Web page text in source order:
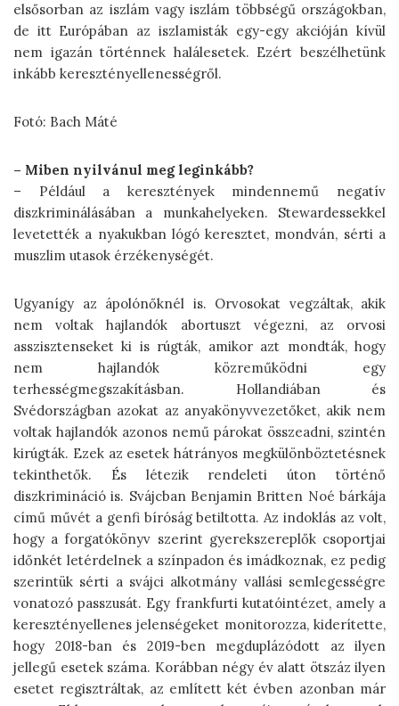
elsősorban az iszlám vagy iszlám többségű országokban,
de itt Európában az iszlamisták egy-egy akcióján kívül
nem igazán történnek halálesetek. Ezért beszélhetünk
inkább keresztényellenességről.
Fotó: Bach Máté
– Miben nyilvánul meg leginkább?
– Például a keresztények mindennemű negatív
diszkriminálásában a munkahelyeken. Stewardessekkel
levetették a nyakukban lógó keresztet, mondván, sérti a
muszlim utasok érzékenységét.
Ugyanígy az ápolónőknél is. Orvosokat vegzáltak, akik
nem voltak hajlandók abortuszt végezni, az orvosi
asszisztenseket ki is rúgták, amikor azt mondták, hogy
nem hajlandók közreműködni egy
terhességmegszakításban. Hollandiában és
Svédországban azokat az anyakönyvvezetőket, akik nem
voltak hajlandók azonos nemű párokat összeadni, szintén
kirúgták. Ezek az esetek hátrányos megkülönböztetésnek
tekinthetők. És létezik rendeleti úton történő
diszkrimináció is. Svájcban Benjamin Britten Noé bárkája
című művét a genfi bíróság betiltotta. Az indoklás az volt,
hogy a forgatókönyv szerint gyerekszereplők csoportjai
időnkét letérdelnek a színpadon és imádkoznak, ez pedig
szerintük sérti a svájci alkotmány vallási semlegességre
vonatozó passzusát. Egy frankfurti kutatóintézet, amely a
keresztényellenes jelenségeket monitorozza, kiderítette,
hogy 2018-ban és 2019-ben megduplázódott az ilyen
jellegű esetek száma. Korábban négy év alatt ötszáz ilyen
esetet regisztráltak, az említett két évben azonban már